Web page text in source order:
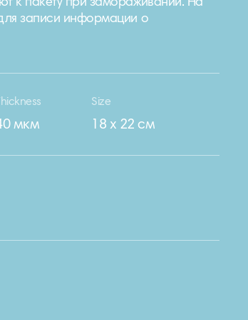
к пакету при замораживании. На
записи информации о
Thickness
мкм
Size
18 х 22 см